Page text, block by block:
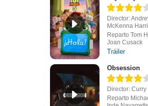
Director:
McKenna
Reparto Tom
Joan Cusack
Tráiler
Obsession
Director:
Reparto